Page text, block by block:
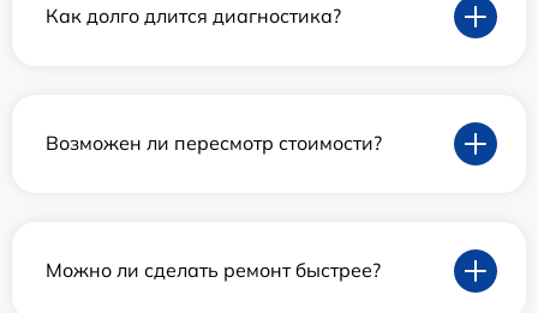
Как долго длится диагностика?
Возможен ли пересмотр стоимости?
Можно ли сделать ремонт быстрее?